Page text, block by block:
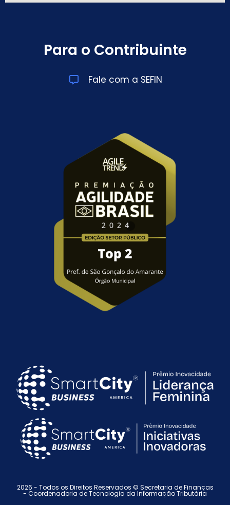
Para o Contribuinte
Fale com a SEFIN
2026 - Todos os Direitos Reservados © Secretaria de Finanças
- Coordenadoria de Tecnologia da Informação Tributária